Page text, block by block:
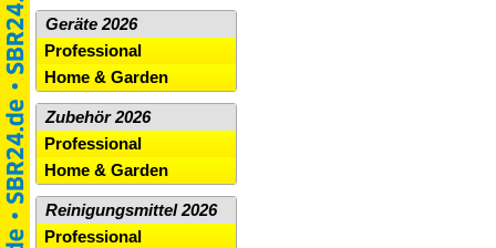
Geräte 2026
Professional
Home & Garden
Zubehör 2026
Professional
Home & Garden
Reinigungsmittel 2026
Professional